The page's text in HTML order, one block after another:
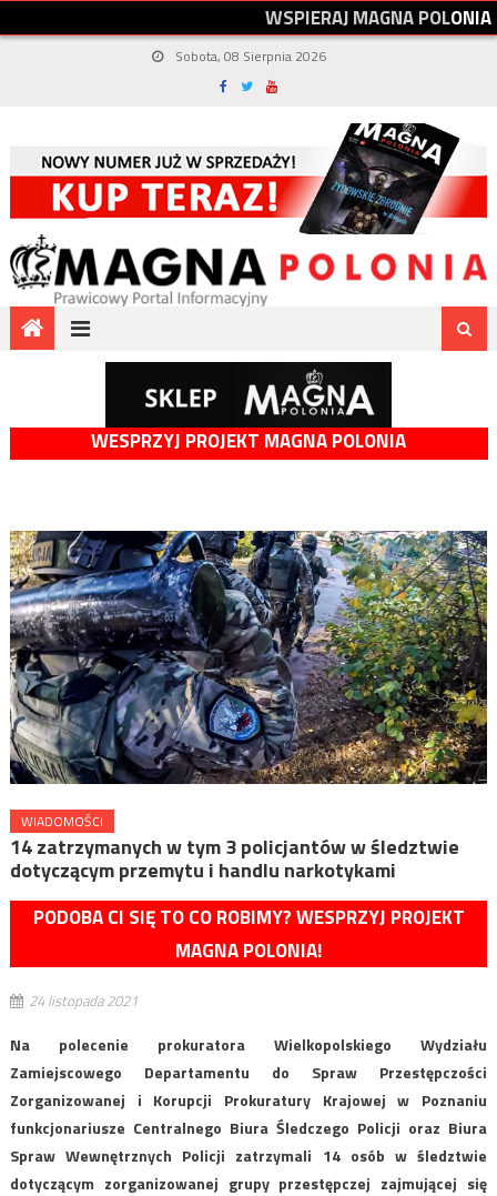
WSPIERAJMAGNAPOLONIA
Sobota, 08 Sierpnia 2026
WESPRZYJ PROJEKT MAGNA POLONIA
WIADOMOŚCI
14 zatrzymanych w tym 3 policjantów w śledztwie
dotyczącym przemytu i handlu narkotykami
PODOBA CI SIĘ TO CO ROBIMY? WESPRZYJ PROJEKT
MAGNA POLONIA!
24 listopada 2021
Na polecenie prokuratora Wielkopolskiego Wydziału
Zamiejscowego Departamentu do Spraw Przestępczości
Zorganizowanej i Korupcji Prokuratury Krajowej w Poznaniu
funkcjonariusze Centralnego Biura Śledczego Policji oraz Biura
Spraw Wewnętrznych Policji zatrzymali 14 osób w śledztwie
dotyczącym zorganizowanej grupy przestępczej zajmującej się